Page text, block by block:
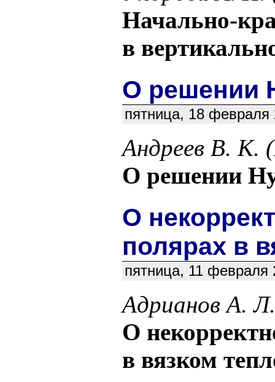
Начально-
в
О решении
пятница, 18 февраля
Андреев В.
О решении
О
полярах в
пятница, 11 февраля
Адрианов А.
О
в вязком